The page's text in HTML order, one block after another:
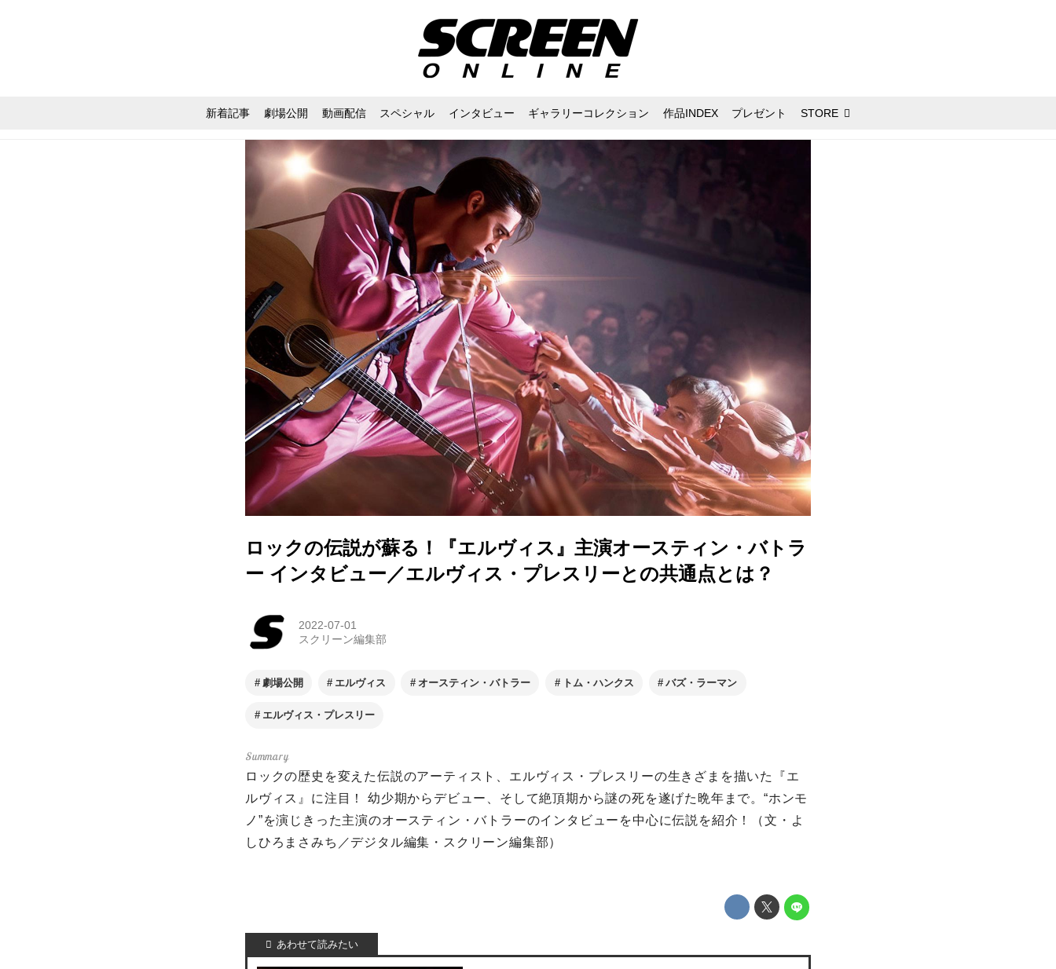
新着記事 劇場公開 動画配信 スペシャル インタビュー ギャラリーコレクション 作品INDEX プレゼント STORE
ロックの伝説が蘇る！『エルヴィス』主演オースティン・バトラ
ー インタビュー／エルヴィス・プレスリーとの共通点とは？
2022-07-01
スクリーン編集部
劇場公開 エルヴィス オースティン・バトラー トム・ハンクス バズ・ラーマン
エルヴィス・プレスリー
ロックの歴史を変えた伝説のアーティスト、エルヴィス・プレスリーの生きざまを描いた『エ
ルヴィス』に注目！ 幼少期からデビュー、そして絶頂期から謎の死を遂げた晩年まで。“ホンモ
ノ”を演じきった主演のオースティン・バトラーのインタビューを中心に伝説を紹介！（文・よ
しひろまさみち／デジタル編集・スクリーン編集部）